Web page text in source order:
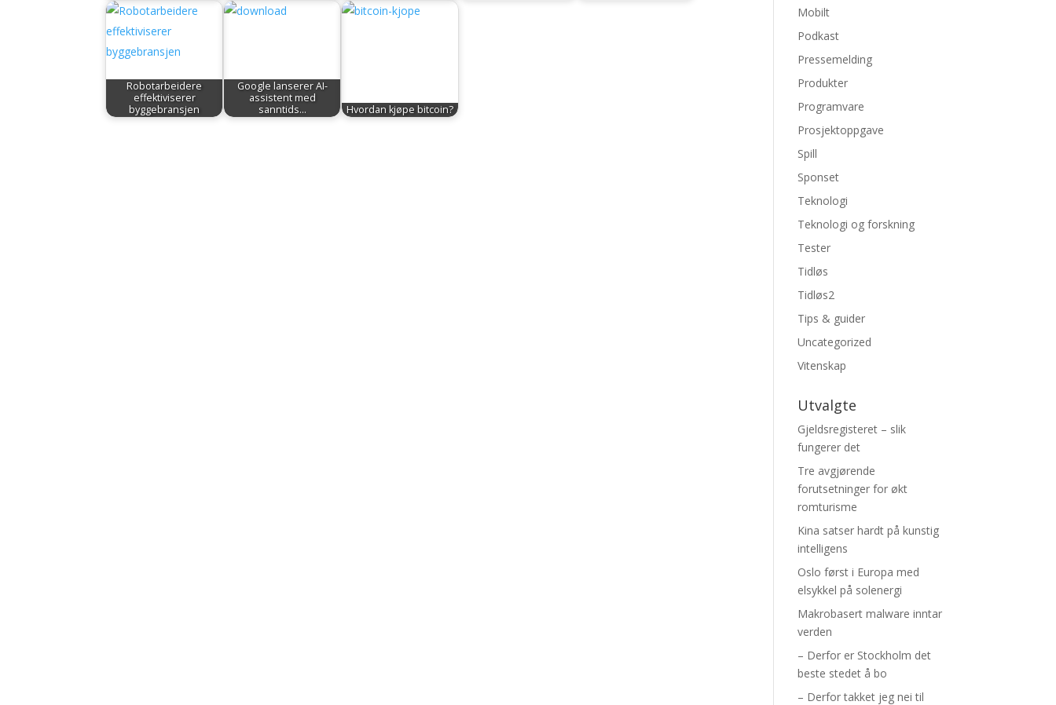
Robotarbeidere
effektiviserer
byggebransjen
Google lanserer AI-
assistent med
sanntids…
Hvordan kjøpe bitcoin?
Mobilt
Podkast
Pressemelding
Produkter
Programvare
Prosjektoppgave
Spill
Sponset
Teknologi
Teknologi og forskning
Tester
Tidløs
Tidløs2
Tips & guider
Uncategorized
Vitenskap
Utvalgte
Gjeldsregisteret – slik
fungerer det
Tre avgjørende
forutsetninger for økt
romturisme
Kina satser hardt på kunstig
intelligens
Oslo først i Europa med
elsykkel på solenergi
Makrobasert malware inntar
verden
– Derfor er Stockholm det
beste stedet å bo
– Derfor takket jeg nei til